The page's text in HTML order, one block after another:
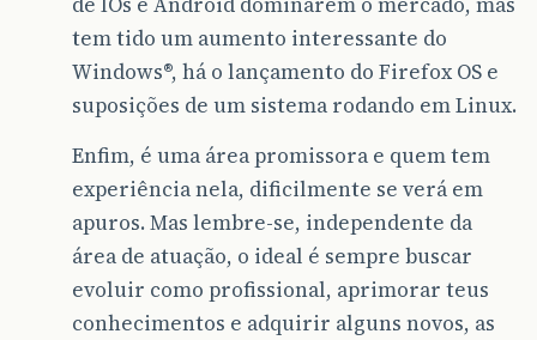
tem tido um aumento interessante do
Windows®, há o lançamento do Firefox OS e
suposições de um sistema rodando em Linux.
Enfim, é uma área promissora e quem tem
experiência nela, dificilmente se verá em
apuros. Mas lembre-se, independente da
área de atuação, o ideal é sempre buscar
evoluir como profissional, aprimorar teus
conhecimentos e adquirir alguns novos, as